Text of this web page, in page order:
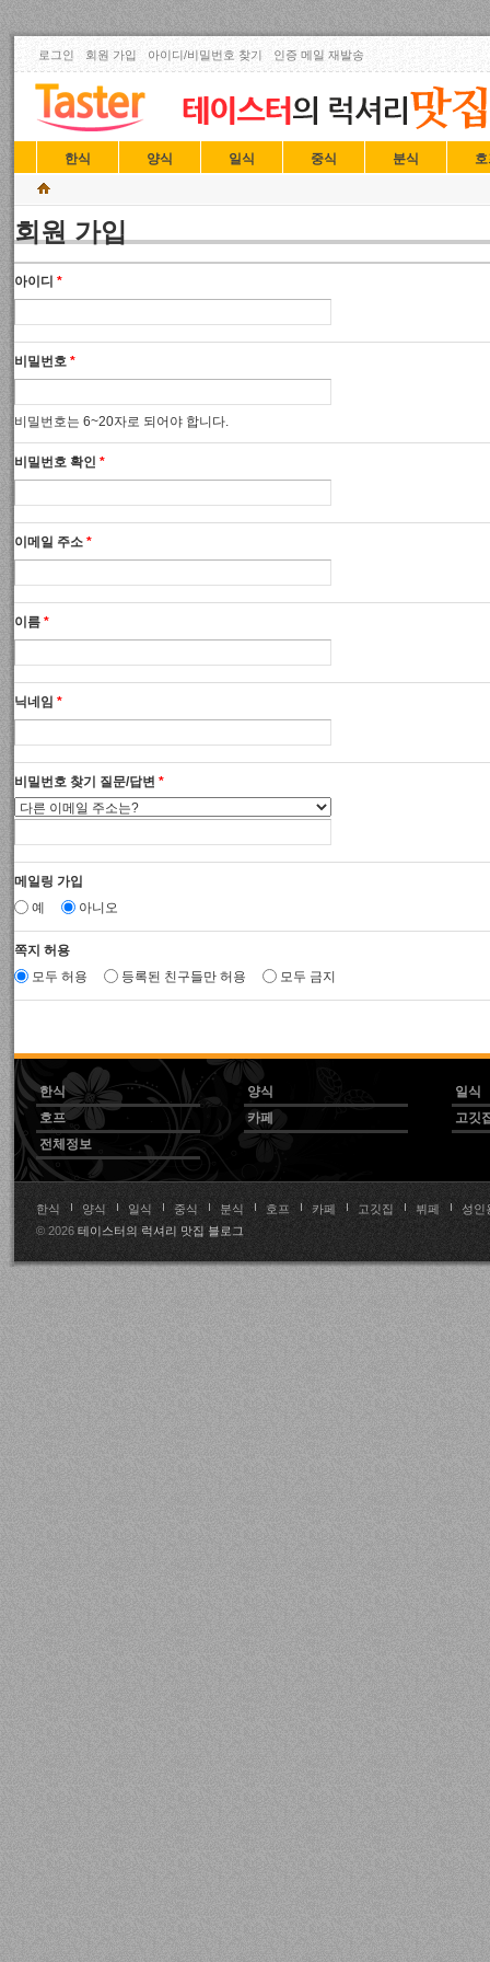
로그인 회원 가입 아이디/비밀번호 찾기 인증 메일 재발송
한식 양식 일식 중식 분식
회원 가입
아이디 *
비밀번호 *
비밀번호는 6~20자로 되어야 합니다.
비밀번호 확인 *
이메일 주소 *
이름 *
닉네임 *
비밀번호 찾기 질문/답변 *
메일링 가입
예
아니오
쪽지 허용
모두 허용
등록된 친구들만 허용 모두 금지
한식 양식
일식
호프
카페
고깃
전체정보
한식 양식 일식 중식 분식 호프 카페 고깃집 뷔페
성인
© 2026 테이스터의 럭셔리 맛집 블로그